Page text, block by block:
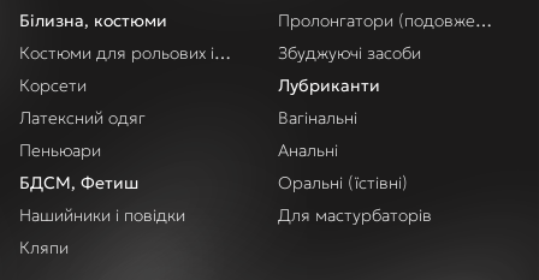
Білизна, костюми
Костюми для рольових ігор
Корсети
Латексний одяг
Пеньюари
БДСМ, Фетиш
Нашийники і повідки
Кляпи
Пролонгатори (подовження
Збуджуючі засоби
Лубриканти
Вагінальні
Анальні
Оральні (їстівні)
Для мастурбаторів